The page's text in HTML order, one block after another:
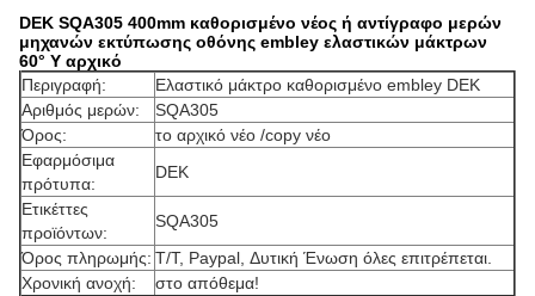
DEK SQA305 400mm καθορισμένο νέος ή αντίγραφο μερών
μηχανών εκτύπωσης οθόνης embley ελαστικών μάκτρων
60° Y αρχικό
Περιγραφή:
Ελαστικό μάκτρο καθορισμένο embley DEK
Αριθμός μερών:
SQA305
Όρος:
το αρχικό νέο /copy νέο
Εφαρμόσιμα
πρότυπα:
DEK
Ετικέττες
προϊόντων:
SQA305
Όρος πληρωμής: T/T, Paypal, Δυτική Ένωση όλες επιτρέπεται.
Χρονική ανοχή:
στο απόθεμα!